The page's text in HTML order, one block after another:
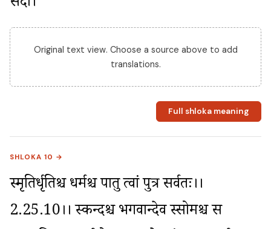
Original text view. Choose a source above to add
translations.
Full shloka meaning
SHLOKA 10 →
स्मृतिर्धृतिश्च धर्मश्च पातु त्वां पुत्र सर्वतः।।
2.25.10।। स्कन्दश्च भगवान्देव स्सोमश्च स